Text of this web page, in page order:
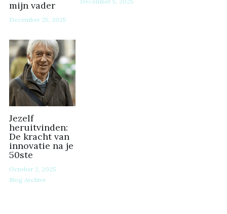
mijn vader
December 25, 2025
Jezelf
heruitvinden:
De kracht van
innovatie na je
50ste
October 2, 2025 ·
Blog Archive